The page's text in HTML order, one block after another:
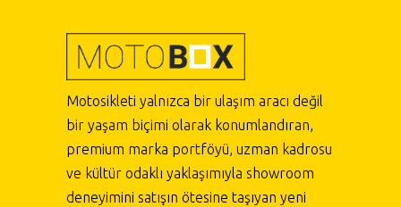
Motosikleti yalnızca bir ulaşım aracı değil
bir yaşam biçimi olarak konumlandıran,
premium marka portföyü, uzman kadrosu
ve kültür odaklı yaklaşımıyla showroom
deneyimini satışın ötesine taşıyan yeni